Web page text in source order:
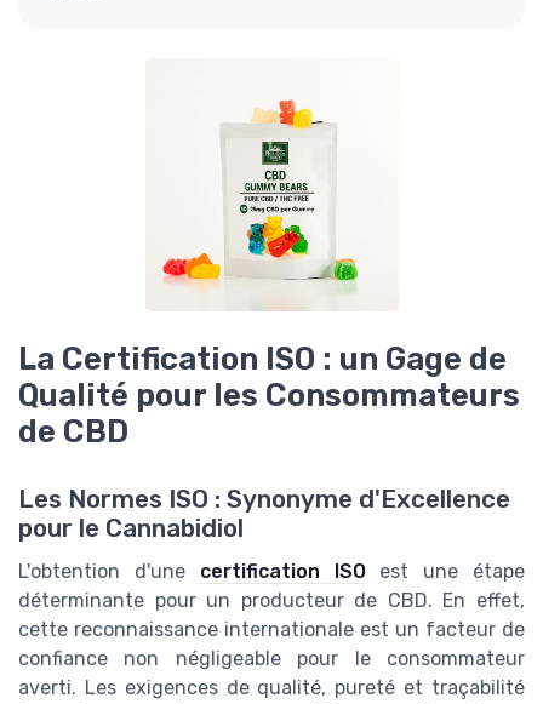
La Certification ISO : un Gage de
Qualité pour les Consommateurs
de CBD
Les Normes ISO : Synonyme d'Excellence
pour le Cannabidiol
L'obtention d'une certification ISOest une étape
déterminante pour un producteur de CBD. En effet,
cette reconnaissance internationale est un facteur de
confiance non négligeable pour le consommateur
averti. Les exigences de qualité, pureté et traçabilité